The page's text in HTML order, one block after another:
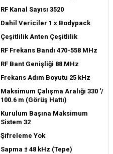
RF Kanal Sayısı 3520
Dahil Vericiler 1 x Bodypack
Çeşitlilik Anten Çeşitlilik
RF Frekans Bandı 470-558 MHz
RF Bant Genişliği 88 MHz
Frekans Adım Boyutu 25 kHz
Maksimum Çalışma Aralığı 330 '/
100.6 m (Görüş Hattı)
Kurulum Başına Maksimum
Sistem 32
Şifreleme Yok
Sapma ± 48 kHz (Tepe)